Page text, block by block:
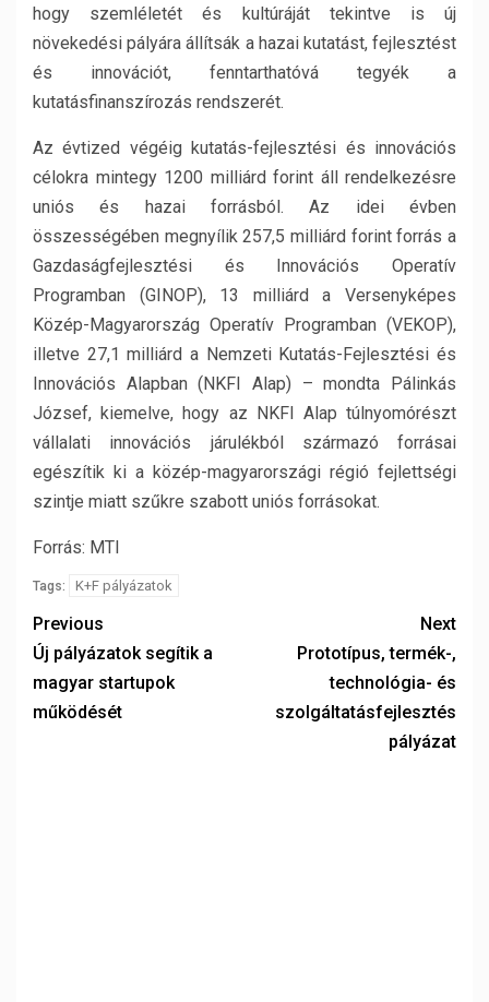
hogy szemléletét és kultúráját tekintve is új
növekedési pályára állítsák a hazai kutatást, fejlesztést
és innovációt, fenntarthatóvá tegyék a
kutatásfinanszírozás rendszerét.
Az évtized végéig kutatás-fejlesztési és innovációs
célokra mintegy 1200 milliárd forint áll rendelkezésre
uniós és hazai forrásból. Az idei évben
összességében megnyílik 257,5 milliárd forint forrás a
Gazdaságfejlesztési és Innovációs Operatív
Programban (GINOP), 13 milliárd a Versenyképes
Közép-Magyarország Operatív Programban (VEKOP),
illetve 27,1 milliárd a Nemzeti Kutatás-Fejlesztési és
Innovációs Alapban (NKFI Alap) – mondta Pálinkás
József, kiemelve, hogy az NKFI Alap túlnyomórészt
vállalati innovációs járulékból származó forrásai
egészítik ki a közép-magyarországi régió fejlettségi
szintje miatt szűkre szabott uniós forrásokat.
Forrás: MTI
Tags: K+F pályázatok
Previous
Új pályázatok segítik a
magyar startupok
működését
Next
Prototípus, termék-,
technológia- és
szolgáltatásfejlesztés
pályázat